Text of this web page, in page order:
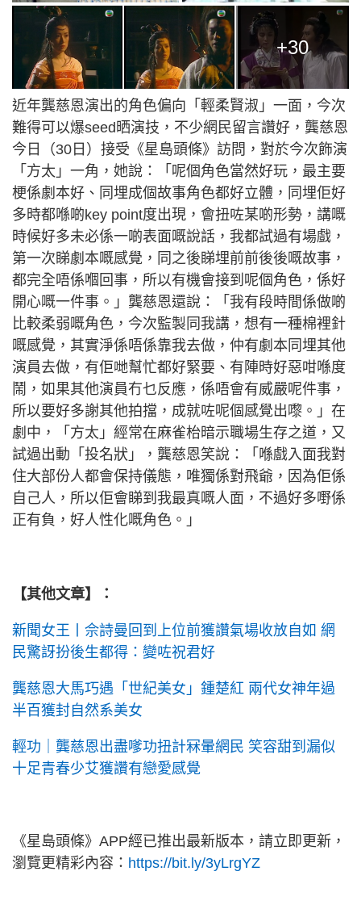
+30
近年龔慈恩演出的角色偏向「輕柔賢淑」一面，今次
難得可以爆seed晒演技，不少網民留言讚好，龔慈恩
今日（30日）接受《星島頭條》訪問，對於今次飾演
「方太」一角，她說：「呢個角色當然好玩，最主要
梗係劇本好、同埋成個故事角色都好立體，同埋佢好
多時都喺啲key point度出現，會扭咗某啲形勢，講嘅
時候好多未必係一啲表面嘅說話，我都試過有場戲，
第一次睇劇本嘅感覺，同之後睇埋前前後後嘅故事，
都完全唔係嗰回事，所以有機會接到呢個角色，係好
開心嘅一件事。」龔慈恩還說：「我有段時間係做啲
比較柔弱嘅角色，今次監製同我講，想有一種棉裡針
嘅感覺，其實淨係唔係靠我去做，仲有劇本同埋其他
演員去做，有佢哋幫忙都好緊要、有陣時好惡咁喺度
鬧，如果其他演員冇乜反應，係唔會有威嚴呢件事，
所以要好多謝其他拍擋，成就咗呢個感覺出嚟。」在
劇中，「方太」經常在麻雀枱暗示職場生存之道，又
試過出動「投名狀」，龔慈恩笑說：「喺戲入面我對
住大部份人都會保持儀態，唯獨係對飛爺，因為佢係
自己人，所以佢會睇到我最真嘅人面，不過好多嘢係
正有負，好人性化嘅角色。」
【其他文章】：
新聞女王丨佘詩曼回到上位前獲讚氣場收放自如 網
民驚訝扮後生都得：變咗祝君好
龔慈恩大馬巧遇「世紀美女」鍾楚紅 兩代女神年過
半百獲封自然系美女
輕功｜龔慈恩出盡嗲功扭計冧暈網民 笑容甜到漏似
十足青春少艾獲讚有戀愛感覺
《星島頭條》APP經已推出最新版本，請立即更新，
瀏覽更精彩內容： https://bit.ly/3yLrgYZ